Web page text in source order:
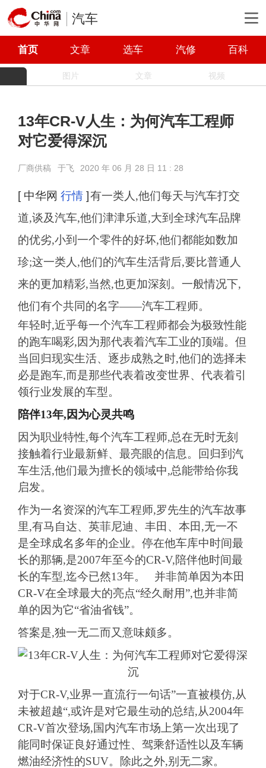
汽车
首页 文章 选车 汽修 百科
图片 文章 视频
13年CR-V人生：为何汽车工程师
对它爱得深沉
厂商供稿 于飞 2020 年 06 月 28 日 11 : 28
[ 中华网 行情] 有一类人,他们每天与汽车打交
道,谈及汽车,他们津津乐道,大到全球汽车品牌
的优劣,小到一个零件的好坏,他们都能如数加
珍;这一类人,他们的汽车生活背后,要比普通人
来的更加精彩,当然,也更加深刻。一般情况下,
他们有个共同的名字——汽车工程师。
年轻时,近乎每一个汽车工程师都会为极致性能
的跑车喝彩,因为那代表着汽车工业的顶端。但
当回归现实生活、逐步成熟之时,他们的选择未
必是跑车,而是那些代表着改变世界、代表着引
领行业发展的车型。
陪伴13年,因为心灵共鸣
因为职业特性,每个汽车工程师,总在无时无刻
接触着行业最新鲜、最亮眼的信息。回归到汽
车生活,他们最为擅长的领域中,总能带给你我
启发。
作为一名资深的汽车工程师,罗先生的汽车故事
里,有马自达、英菲尼迪、丰田、本田,无一不
是全球成名多年的企业。停在他车库中时间最
长的那辆,是2007年至今的CR-V,陪伴他时间最
长的车型,迄今已然13年。 并非简单因为本田
CR-V在全球最大的亮点“经久耐用”,也并非简
单的因为它“省油省钱”。
答案是,独一无二而又意味颇多。
对于CR-V,业界一直流行一句话”一直被模仿,从
未被超越“,或许是对它最生动的总结,从2004年
CR-V首次登场,国内汽车市场上第一次出现了
能同时保证良好通过性、驾乘舒适性以及车辆
燃油经济性的SUV。除此之外,别无二家。